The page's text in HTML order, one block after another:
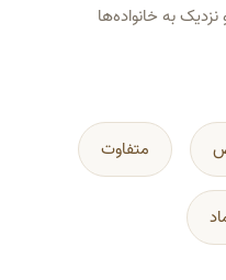
به خانواده‌ها
متفاوت